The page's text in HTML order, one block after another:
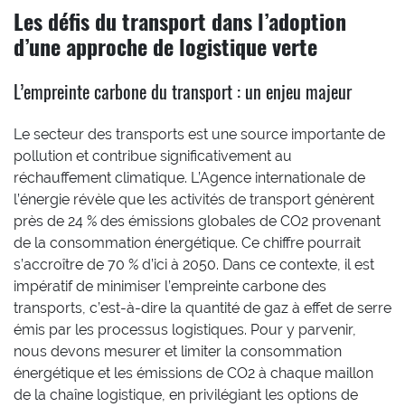
Les défis du transport dans l’adoption
d’une approche de logistique verte
L’empreinte carbone du transport : un enjeu majeur
Le secteur des transports est une source importante de
pollution et contribue significativement au
réchauffement climatique. L’Agence internationale de
l’énergie révèle que les activités de transport génèrent
près de 24 % des émissions globales de CO2 provenant
de la consommation énergétique. Ce chiffre pourrait
s’accroître de 70 % d’ici à 2050. Dans ce contexte, il est
impératif de minimiser l’empreinte carbone des
transports, c’est-à-dire la quantité de gaz à effet de serre
émis par les processus logistiques. Pour y parvenir,
nous devons mesurer et limiter la consommation
énergétique et les émissions de CO2 à chaque maillon
de la chaîne logistique, en privilégiant les options de